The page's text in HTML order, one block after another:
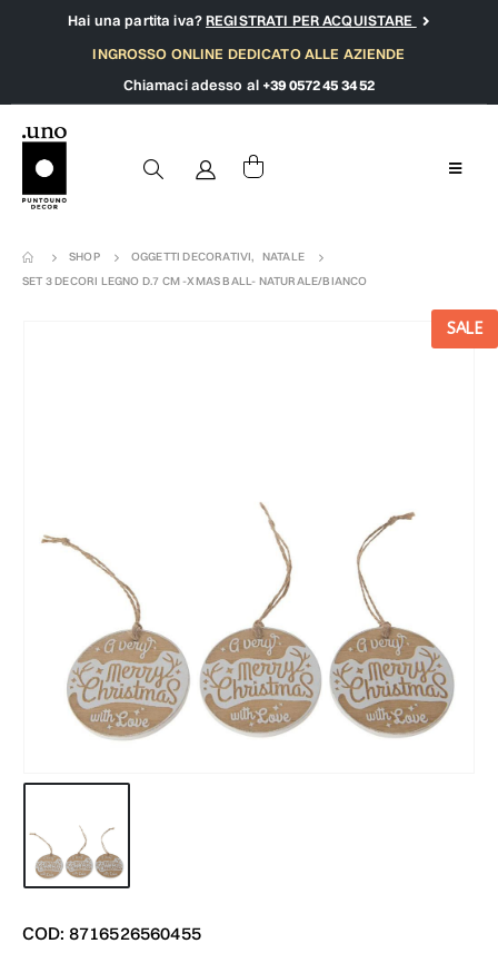
Hai una partita iva?REGISTRATI PER ACQUISTARE
INGROSSO ONLINE DEDICATO ALLE AZIENDE
Chiamaci adesso al +39 0572 45 34 52
SHOP OGGETTI DECORATIVI,
NATALE
SET 3 DECORI LEGNO D.7 CM -XMAS BALL- NATURALE/BIANCO
SALE
COD: 8716526560455